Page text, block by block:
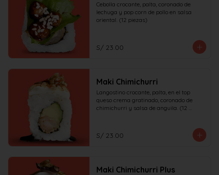
Cebolla crocante, palta, coronado de
lechuga y pop corn de pollo en salsa
oriental. (12 piezas)
S/ 23.00
Maki Chimichurri
Langostino crocante, palta, en el top
queso crema gratinado, coronado de
chimichurri y salsa de anguila. (12
S/ 23.00
Maki Chimichurri Plus